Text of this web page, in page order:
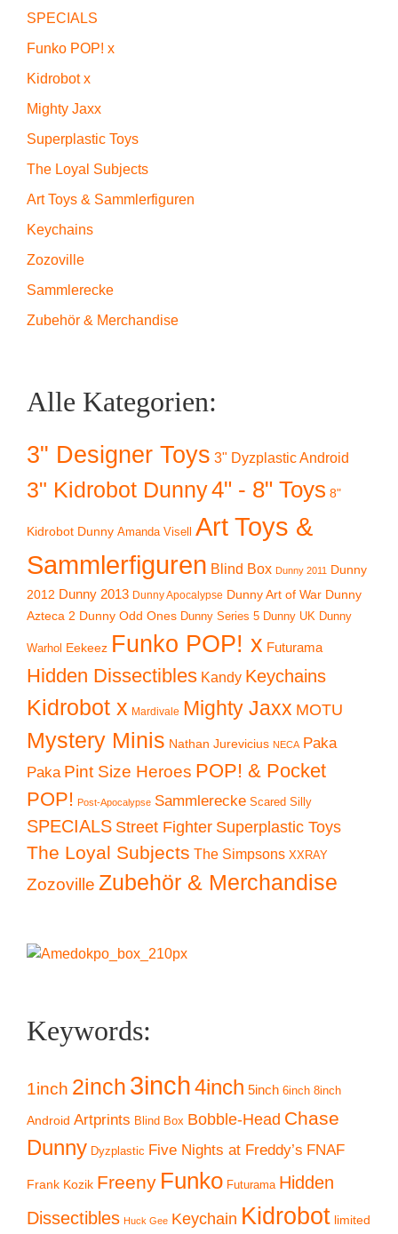
SPECIALS
Funko POP! x
Kidrobot x
Mighty Jaxx
Superplastic Toys
The Loyal Subjects
Art Toys & Sammlerfiguren
Keychains
Zozoville
Sammlerecke
Zubehör & Merchandise
Alle Kategorien:
3" Designer Toys 3" Dyzplastic Android
3" Kidrobot Dunny4" - 8" Toys 8"
Kidrobot Dunny Amanda Visell Art Toys &
Sammlerfiguren Blind Box Dunny 2011 Dunny
2012 Dunny 2013 Dunny Apocalypse Dunny Art of War Dunny
Azteca 2 Dunny Odd Ones Dunny Series 5 Dunny UK Dunny
Warhol Eekeez Funko POP! x Futurama
Hidden Dissectibles Kandy Keychains
Kidrobot x Mardivale Mighty Jaxx MOTU
Mystery Minis Nathan Jurevicius NECA Paka
Paka Pint Size Heroes POP! & Pocket
POP! Post-Apocalypse Sammlerecke Scared Silly
SPECIALS Street Fighter Superplastic Toys
The Loyal Subjects The Simpsons XXRAY
Zozoville Zubehör & Merchandise
Keywords:
1inch 2inch 3inch4inch 5inch 6inch 8inch
Android Artprints Blind Box Bobble-Head Chase
Dunny Dyzplastic Five Nights at Freddy’s FNAF
Frank Kozik Freeny Funko Futurama Hidden
Dissectibles Huck Gee Keychain Kidrobot limited